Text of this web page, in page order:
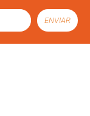
ENVIAR